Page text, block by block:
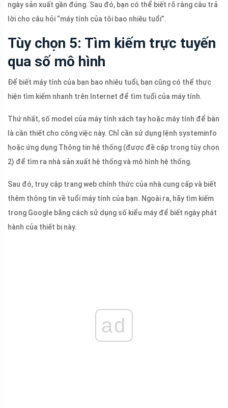
ngày sản xuất gần đúng. Sau đó, bạn có thể biết rõ ràng câu trả
lời cho câu hỏi “máy tính của tôi bao nhiêu tuổi”.
Tùy chọn 5: Tìm kiếm trực tuyến
qua số mô hình
Để biết máy tính của bạn bao nhiêu tuổi, bạn cũng có thể thực
hiện tìm kiếm nhanh trên Internet để tìm tuổi của máy tính.
Thứ nhất, số model của máy tính xách tay hoặc máy tính để bàn
là cần thiết cho công việc này. Chỉ cần sử dụng lệnh systeminfo
hoặc ứng dụng Thông tin hệ thống (được đề cập trong tùy chọn
2) để tìm ra nhà sản xuất hệ thống và mô hình hệ thống.
Sau đó, truy cập trang web chính thức của nhà cung cấp và biết
thêm thông tin về tuổi máy tính của bạn. Ngoài ra, hãy tìm kiếm
trong Google bằng cách sử dụng số kiểu máy để biết ngày phát
hành của thiết bị này.
ad